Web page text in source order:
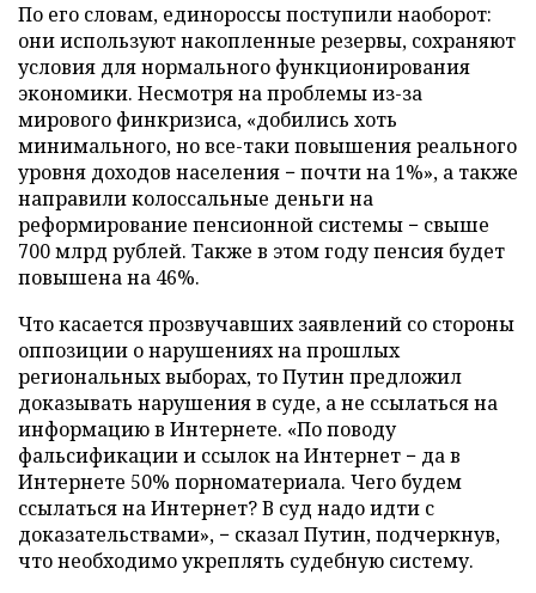
По его словам, единороссы поступили наоборот:
они используют накопленные резервы, сохраняют
условия для нормального функционирования
экономики. Несмотря на проблемы из-за
мирового финкризиса, «добились хоть
минимального, но все-таки повышения реального
уровня доходов населения − почти на 1%», а также
направили колоссальные деньги на
реформирование пенсионной системы − свыше
700 млрд рублей. Также в этом году пенсия будет
повышена на 46%.
Что касается прозвучавших заявлений со стороны
оппозиции о нарушениях на прошлых
региональных выборах, то Путин предложил
доказывать нарушения в суде, а не ссылаться на
информацию в Интернете. «По поводу
фальсификации и ссылок на Интернет − да в
Интернете 50% порноматериала. Чего будем
ссылаться на Интернет? В суд надо идти с
доказательствами», − сказал Путин, подчеркнув,
что необходимо укреплять судебную систему.